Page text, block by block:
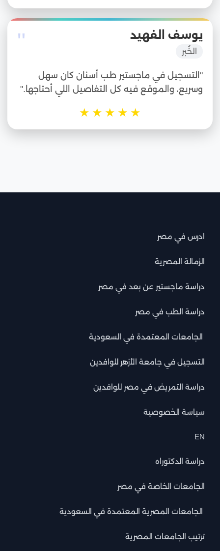
" يوسف الفهيد
الخُبر
"التسجيل في ماجستير طب أسنان كان سهل
وسريع، والموقع فيه كل التفاصيل اللي أحتاجها."
★
★
★
★
★
ادرس في مصر
الزمالة المصرية
دراسة ماجستير عن بعد في مصر
دراسة الطب في مصر
الجامعات المعتمدة في السعودية
التسجيل في جامعة الأزهر للوافدين
دراسة التمريض في مصر للوافدين
سياسة الخصوصية
EN
دراسة الدكتوراه
الجامعات الخاصة في مصر
الجامعات المصرية المعتمدة في السعودية
ترتيب الجامعات المصرية